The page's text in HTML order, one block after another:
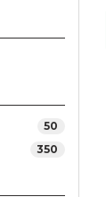
50
350